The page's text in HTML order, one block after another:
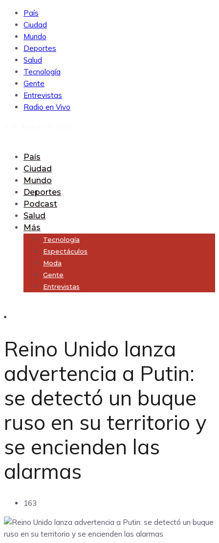
País
Ciudad
Mundo
Deportes
Salud
Tecnología
Gente
Entrevistas
Radio en Vivo
País
Ciudad
Mundo
Deportes
Podcast
Salud
Más
Tecnología
Espectáculos
Moda
Gente
Entrevistas
Reino Unido lanza
advertencia a Putin:
se detectó un buque
ruso en su territorio y
se encienden las
alarmas
163